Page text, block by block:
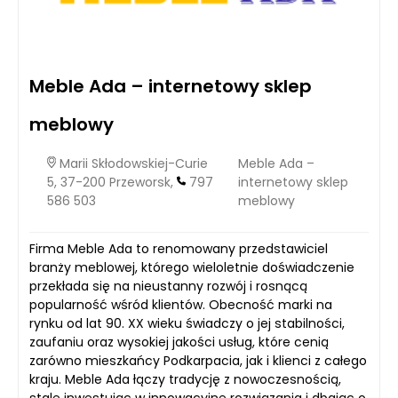
Meble Ada – internetowy sklep
meblowy
Marii Skłodowskiej-Curie
5, 37-200 Przeworsk,
797
586 503
Meble Ada –
internetowy sklep
meblowy
Firma Meble Ada to renomowany przedstawiciel
branży meblowej, którego wieloletnie doświadczenie
przekłada się na nieustanny rozwój i rosnącą
popularność wśród klientów. Obecność marki na
rynku od lat 90. XX wieku świadczy o jej stabilności,
zaufaniu oraz wysokiej jakości usług, które cenią
zarówno mieszkańcy Podkarpacia, jak i klienci z całego
kraju. Meble Ada łączy tradycję z nowoczesnością,